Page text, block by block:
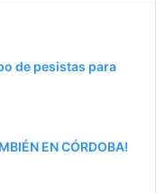
de pesistas para
EN CÓRDOBA!